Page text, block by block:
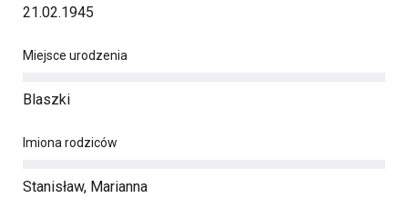
21.02.1945
Miejsce urodzenia
Blaszki
Imiona rodziców
Stanisław, Marianna